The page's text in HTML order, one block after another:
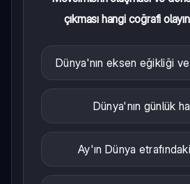
çıkması hangi coğrafi
Dünya'nın eksen eğikliği ve
Dünya'nın günlük
Ay'ın Dünya